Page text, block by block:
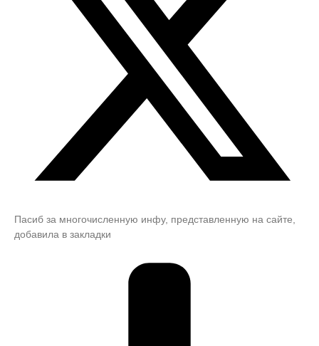
Пасиб за многочисленную инфу, представленную на сайте,
добавила в закладки